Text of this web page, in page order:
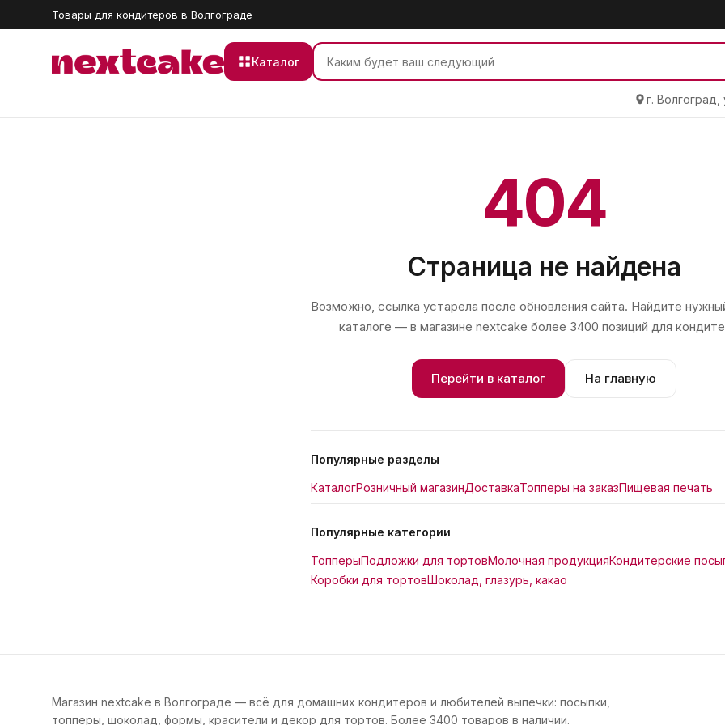
Товары для кондитеров в Волгограде
Каталог
г.
404
Страница не найдена
Возможно, ссылка устарела после обновления сайта. Найдите
каталоге — в магазине nextcake более 3400 позиций для
Перейти в каталог На главную
Популярные разделы
КаталогРозничный магазинДоставкаТопперы на заказПищевая печать
Популярные категории
ТопперыПодложки для тортовМолочная продукцияКондитерские
Коробки для тортовШоколад, глазурь, какао
Магазин nextcake в Волгограде — всё для домашних кондитеров и любителей выпечки: посыпки,
топперы, шоколад, формы, красители и декор для тортов. Более 3400 товаров в наличии.